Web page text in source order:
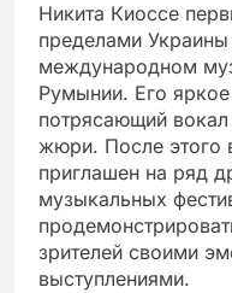
Никита Киоссе
пределами
международном
Румынии. Его
потрясающий
жюри. После этого
приглашен на ряд
музыкальных
зрителей своими
выступлениями.